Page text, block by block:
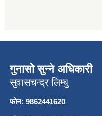
गुनासो सुन्ने अधिकारी
सुवासचन्द्र लिम्बु
फोन: 9862441620